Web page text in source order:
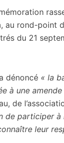
au rond-point
du 21
dénoncé « la
à une
de
de participer
leur